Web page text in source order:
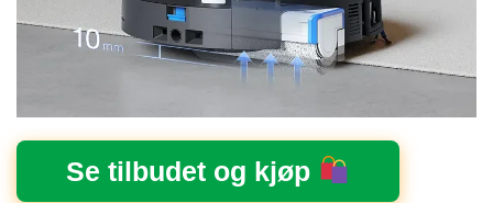
Se tilbudet og kjøp